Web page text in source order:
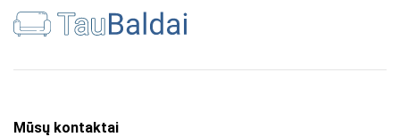
Mūsų kontaktai